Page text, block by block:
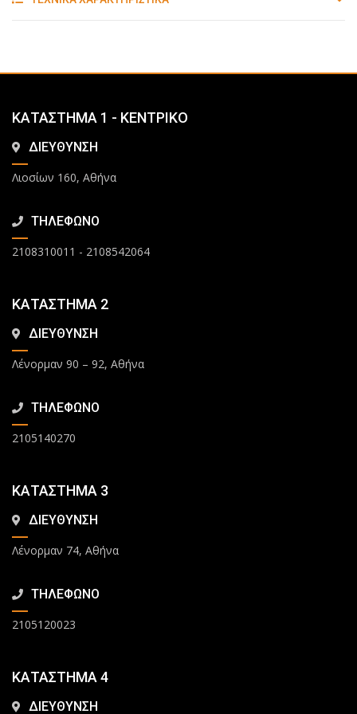
ΚΑΤΑΣΤΗΜΑ 1 - ΚΕΝΤΡΙΚΟ
ΔΙΕΥΘΥΝΣΗ
Λιοσίων 160, Αθήνα
ΤΗΛΕΦΩΝΟ
2108310011 - 2108542064
ΚΑΤΑΣΤΗΜΑ 2
ΔΙΕΥΘΥΝΣΗ
Λένορμαν 90 – 92, Αθήνα
ΤΗΛΕΦΩΝΟ
2105140270
ΚΑΤΑΣΤΗΜΑ 3
ΔΙΕΥΘΥΝΣΗ
Λένορμαν 74, Αθήνα
ΤΗΛΕΦΩΝΟ
2105120023
ΚΑΤΑΣΤΗΜΑ 4
ΔΙΕΥΘΥΝΣΗ